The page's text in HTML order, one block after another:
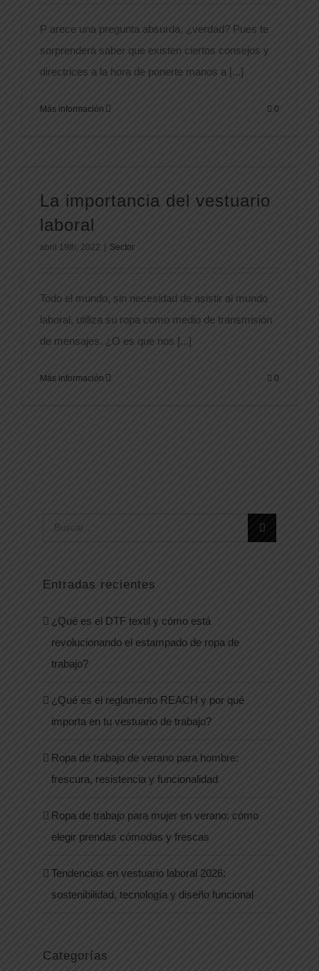
P arece una pregunta absurda, ¿verdad? Pues te
sorprenderá saber que existen ciertos consejos y
directrices a la hora de ponerte manos a [...]
Más información 0
La importancia del vestuario
laboral
abril 19th, 2022 | Sector
Todo el mundo, sin necesidad de asistir al mundo
laboral, utiliza su ropa como medio de transmisión
de mensajes. ¿O es que nos [...]
Más información 0
Buscar:
Entradas recientes
¿Qué es el DTF textil y cómo está
revolucionando el estampado de ropa de
trabajo?
¿Qué es el reglamento REACH y por qué
importa en tu vestuario de trabajo?
Ropa de trabajo de verano para hombre:
frescura, resistencia y funcionalidad
Ropa de trabajo para mujer en verano: cómo
elegir prendas cómodas y frescas
Tendencias en vestuario laboral 2026:
sostenibilidad, tecnología y diseño funcional
Categorías